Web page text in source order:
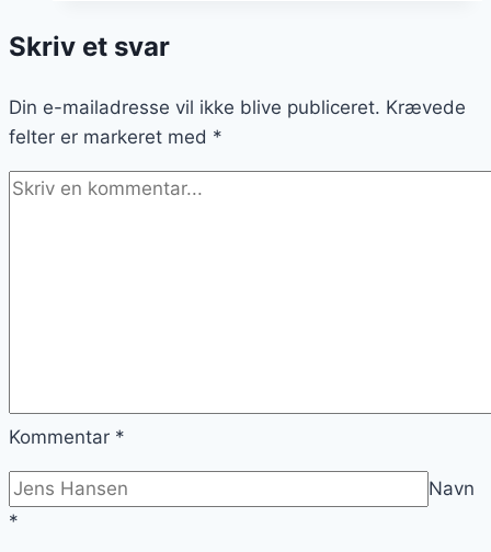
en
smag
Skriv et svar
Din e-mailadresse vil ikke blive publiceret. Krævede
felter er markeret med *
Kommentar *
Navn
*